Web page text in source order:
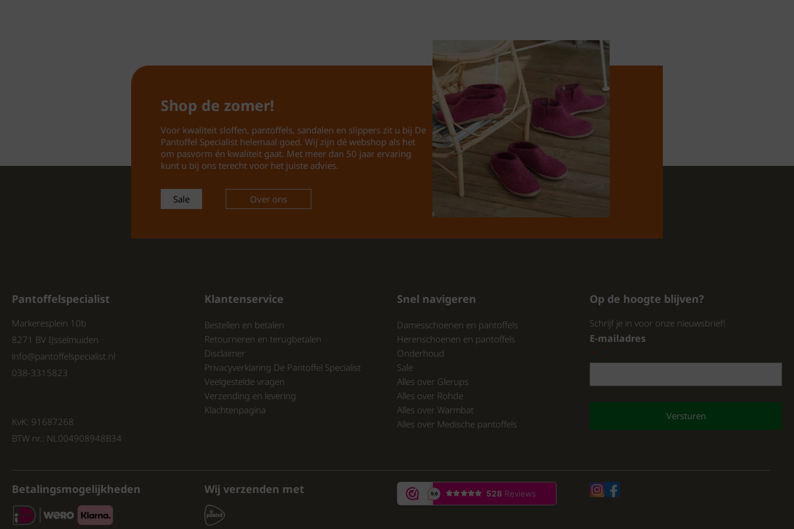
en geschikt voor diverse omgevingen.
De Gabor dames teenslippers zijn een must-have voor iedere vrouw die
zowel comfort als stijl waardeert. Met hun leren afwerking, voorgevormd
suède voetbed en best fitting ontwerp, zijn ze perfect voor dagelijks gebruik.
Vergeet niet om ze te bekijken op pantoffelspecialist.nl , waar je deze
bestsellers in het zwart kunt vinden. Voeg deze slippers toe aan je collectie
en ervaar zelf het gemak en de elegantie die ze te bieden hebben!
Bekijk onze volledige collectie van Gabor op:
https://www.schoenhuisbrink.nl/merk/gabor/
https://www.pantoffelspecialist.nl/merken/gabor/
Shop de zomer!
Voor kwaliteit sloffen, pantoffels, sandalen en slippers zit u bij De
Pantoffel Specialist helemaal goed. Wij zijn dé webshop als het
om pasvorm én kwaliteit gaat. Met meer dan 50 jaar ervaring
kunt u bij ons terecht voor het juiste advies.
Sale Over ons
Pantoffelspecialist
Markeresplein 10b
8271 BV IJsselmuiden
info@pantoffelspecialist.nl
038-3315823
KvK: 91687268
BTW nr.: NL004908948B34
Klantenservice
Bestellen en betalen
Retourneren en terugbetalen
Disclaimer
Privacyverklaring De Pantoffel Specialist
Veelgestelde vragen
Verzending en levering
Klachtenpagina
Snel navigeren
Damesschoenen en pantoffels
Herenschoenen en pantoffels
Onderhoud
Sale
Alles over Glerups
Alles over Rohde
Alles over Warmbat
Alles over Medische pantoffels
Op de hoogte blijven?
Schrijf je in voor onze nieuwsbrief!
E-mailadres
*
CAPTCHA
Betalingsmogelijkheden Wij verzenden met